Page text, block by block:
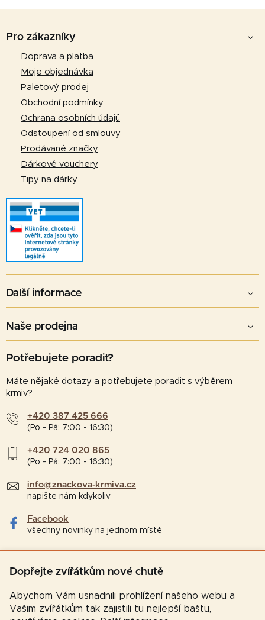
Dopřejte zvířátkům nové chutě
Abychom Vám usnadnili prohlížení našeho webu a
Vašim zvířátkům tak zajistili tu nejlepší baštu,
a
Pro zákazníky
Doprava a platba
Moje objednávka
Paletový prodej
Obchodní podmínky
Ochrana osobních údajů
Odstoupení od smlouvy
Prodávané značky
Dárkové vouchery
Tipy na dárky
Další informace
Naše prodejna
Potřebujete poradit?
Máte nějaké dotazy a potřebujete poradit s výběrem
krmiv?
+420 387 425 666
(Po - Pá: 7:00 - 16:30)
+420 724 020 865
(Po - Pá: 7:00 - 16:30)
info@znackova-krmiva.cz
napište nám kdykoliv
Facebook
všechny novinky na jednom místě
Instagram
tipy a zajímavosti pro chovatele